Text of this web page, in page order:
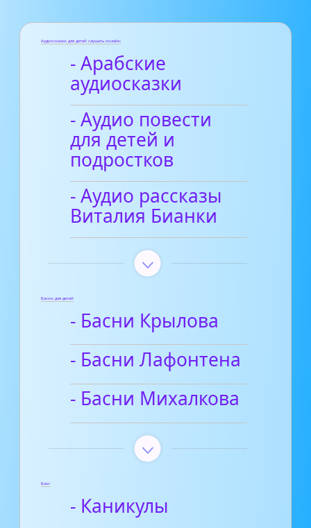
Аудиосказки для детей слушать онлайн
- Арабские
аудиосказки
- Аудио повести
для детей и
подростков
- Аудио рассказы
Виталия Бианки
Басни для детей
- Басни Крылова
- Басни Лафонтена
- Басни Михалкова
Блог
- Каникулы